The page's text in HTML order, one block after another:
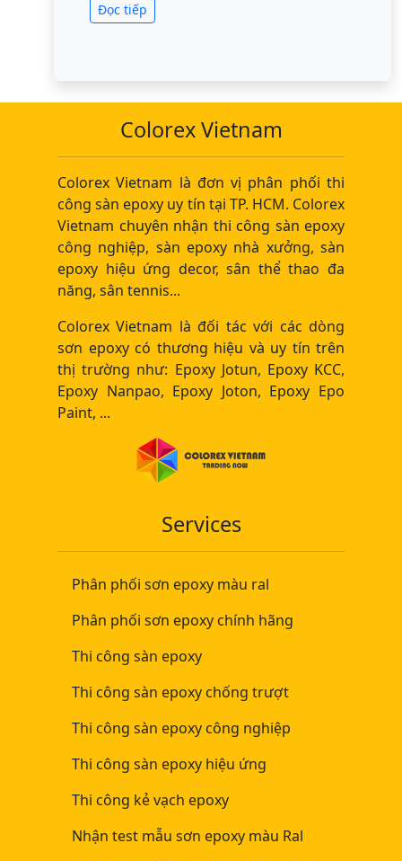
Đọc tiếp
Colorex Vietnam
Colorex Vietnam là đơn vị phân phối thi
công sàn epoxy uy tín tại TP. HCM. Colorex
Vietnam chuyên nhận thi công sàn epoxy
công nghiệp, sàn epoxy nhà xưởng, sàn
epoxy hiệu ứng decor, sân thể thao đa
năng, sân tennis...
Colorex Vietnam là đối tác với các dòng
sơn epoxy có thương hiệu và uy tín trên
thị trường như: Epoxy Jotun, Epoxy KCC,
Epoxy Nanpao, Epoxy Joton, Epoxy Epo
Paint, ...
Services
Phân phối sơn epoxy màu ral
Phân phối sơn epoxy chính hãng
Thi công sàn epoxy
Thi công sàn epoxy chống trượt
Thi công sàn epoxy công nghiệp
Thi công sàn epoxy hiệu ứng
Thi công kẻ vạch epoxy
Nhận test mẫu sơn epoxy màu Ral